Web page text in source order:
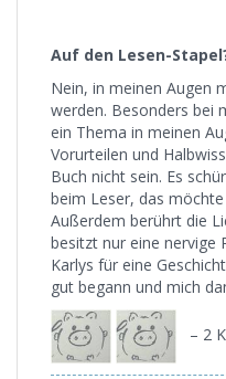
Auf den Lesen-
Nein, in meinen Augen
werden. Besonders bei
ein Thema in meinen
Vorurteilen und
Buch nicht sein. Es
beim Leser, das
Außerdem berührt die
besitzt nur eine nervige
Karlys für eine
gut begann und mich
– 2